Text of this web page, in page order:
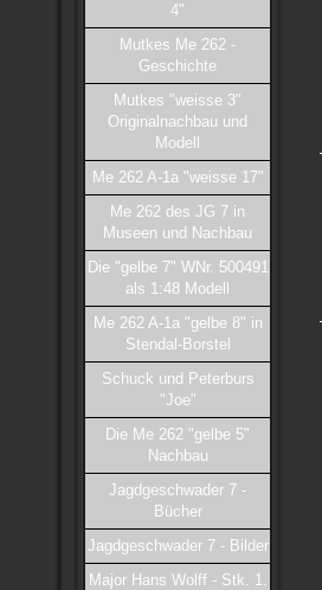
4"
Mutkes Me 262 -
Geschichte
Mutkes "weisse 3"
Originalnachbau und
Modell
Me 262 A-1a "weisse 17"
Me 262 des JG 7 in
Museen und Nachbau
Die "gelbe 7" WNr. 500491
als 1:48 Modell
Me 262 A-1a "gelbe 8" in
Stendal-Borstel
Schuck und Peterburs
"Joe"
Die Me 262 "gelbe 5"
Nachbau
Jagdgeschwader 7 -
Bücher
Jagdgeschwader 7 - Bilder
Major Hans Wolff - Stk. 1.